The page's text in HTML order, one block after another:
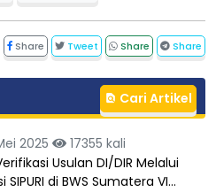
Share Tweet Share Share
Cari Artikel
2025
17355 kali
Usulan DI/DIR Melalui
SIPURI di BWS Sumatera VI…